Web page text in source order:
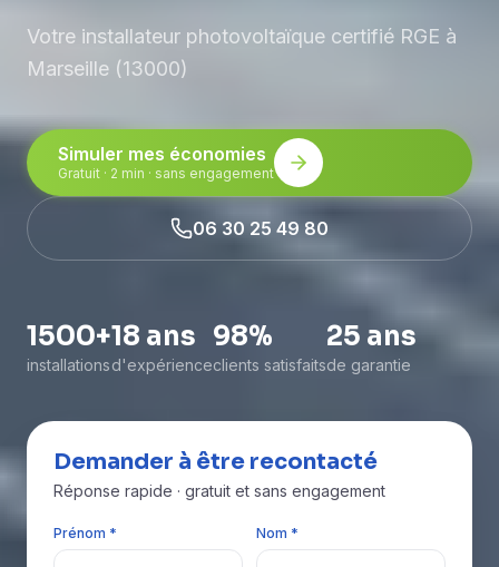
Votre installateur photovoltaïque certifié RGE à
Marseille (13000)
Simuler mes économies
Gratuit · 2 min · sans engagement
06 30 25 49 80
1500+
installations
18 ans
d'expérience
98%
clients satisfaits
25 ans
de garantie
Demander à être recontacté
Réponse rapide · gratuit et sans engagement
Prénom * Nom *